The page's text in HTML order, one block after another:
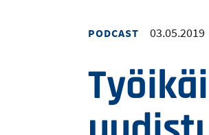
PODCAST 03.05.2019